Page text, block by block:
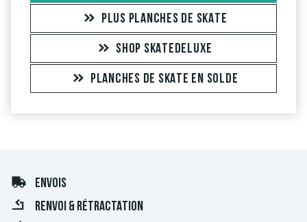
PLUS PLANCHES DE SKATE
SHOP SKATEDELUXE
PLANCHES DE SKATE EN SOLDE
ENVOIS
RENVOI & RÉTRACTATION